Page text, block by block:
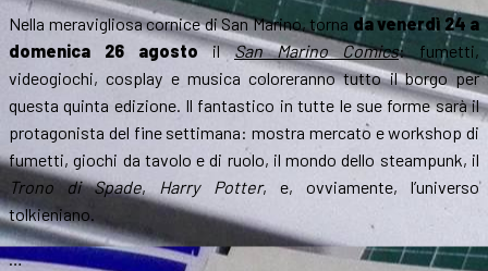
Nella meravigliosa cornice di San Marino, torna da venerdì 24 a
domenica 26 agostoilSan Marino Comics: fumetti,
videogiochi, cosplay e musica coloreranno tutto il borgo per
questa quinta edizione. Il fantastico in tutte le sue forme sarà il
protagonista del fine settimana: mostra mercato e workshop di
fumetti, giochi da tavolo e di ruolo, il mondo dello steampunk, il
Trono di Spade, Harry Potter, e, ovviamente, l’universo
tolkieniano.
…